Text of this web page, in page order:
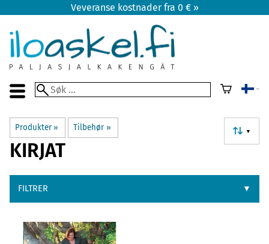
Veveranse kostnader fra 0 € »
Produkter ‪» Tilbehør ‪» ▼
KIRJAT
FILTRER ▼